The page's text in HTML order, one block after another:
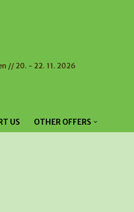
// 20. - 22. 11. 2026
US OTHER OFFERS